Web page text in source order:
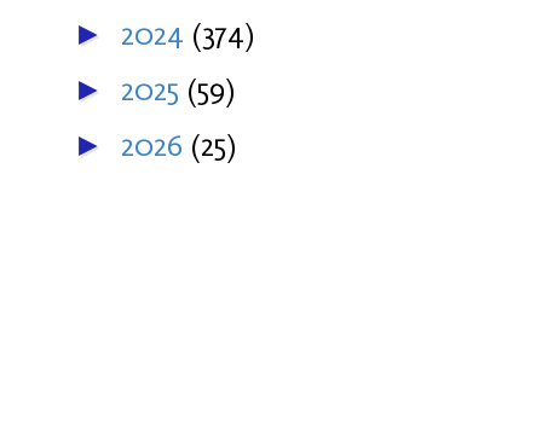
► 2024 (374)
► 2025 (59)
► 2026 (25)